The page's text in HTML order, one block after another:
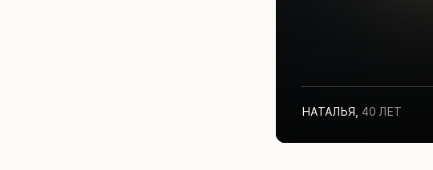
НАТАЛЬЯ 40 ЛЕТ